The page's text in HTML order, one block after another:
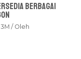
Berbagai
/ Oleh